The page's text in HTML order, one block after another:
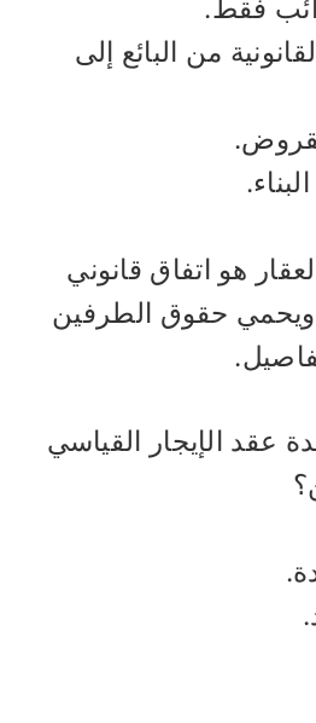
فقط.
من البائع إلى
هو اتفاق قانوني
حقوق الطرفين
الإيجار القياسي